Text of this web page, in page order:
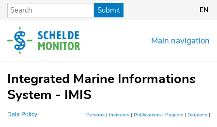
Skip
content
Submit EN
Main navigation
Integrated Marine Informations
System - IMIS
Data Policy Persons | Institutes | Publications | Projects | Datasets |